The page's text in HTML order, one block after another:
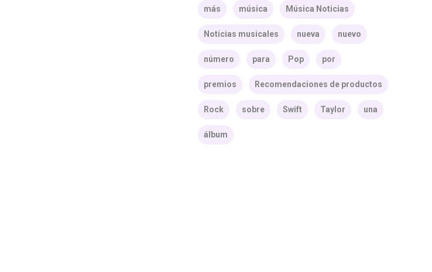
más música Música Noticias
Noticias musicales nueva nuevo
número para Pop por
premios Recomendaciones de productos
Rock sobre Swift Taylor una
álbum